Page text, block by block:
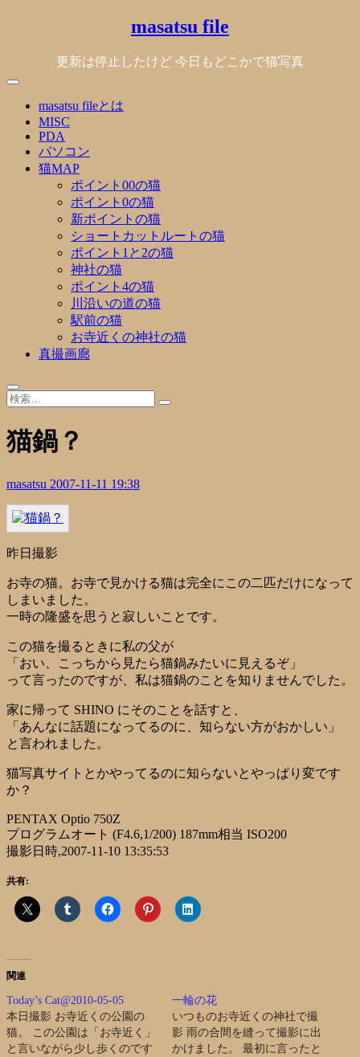
masatsu file
更新は停止したけど 今日もどこかで猫写真
masatsu fileとは
MISC
PDA
パソコン
猫MAP
ポイント00の猫
ポイント0の猫
新ポイントの猫
ショートカットルートの猫
ポイント1と2の猫
神社の猫
ポイント4の猫
川沿いの道の猫
駅前の猫
お寺近くの神社の猫
真撮画廊
猫鍋？
masatsu 2007-11-11 19:38
昨日撮影
お寺の猫。お寺で見かける猫は完全にこの二匹だけになって
しまいました。
一時の隆盛を思うと寂しいことです。
この猫を撮るときに私の父が
「おい、こっちから見たら猫鍋みたいに見えるぞ」
って言ったのですが、私は猫鍋のことを知りませんでした。
家に帰って SHINO にそのことを話すと、
「あんなに話題になってるのに、知らない方がおかしい」
と言われました。
猫写真サイトとかやってるのに知らないとやっぱり変です
か？
PENTAX Optio 750Z
プログラムオート (F4.6,1/200) 187mm相当 ISO200
撮影日時,2007-11-10 13:35:53
共有:
関連
Today’s Cat@2010-05-05
本日撮影 お寺近くの公園の
猫。 この公園は「お寺近く」
と言いながら少し歩くのです
一輪の花
いつものお寺近くの神社で撮
影 雨の合間を縫って撮影に出
かけました。 最初に言ったと